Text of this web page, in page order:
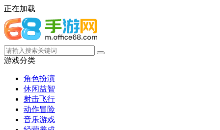
正在加载
游戏分类
角色扮演
休闲益智
射击飞行
动作冒险
音乐游戏